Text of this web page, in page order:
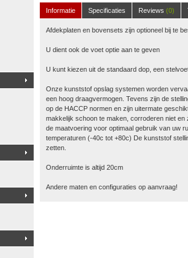
Informatie
Specificaties Reviews (0)
Afdekplaten en bovensets zijn optioneel bij te
U dient ook de voet optie aan te geven
U kunt kiezen uit de standaard dop, een
Onze kunststof opslag systemen worden
een hoog draagvermogen. Tevens zijn de
op de HACCP normen en zijn uitermate
makkelijk schoon te maken, corroderen niet en
de maatvoering voor optimaal gebruik van uw
temperaturen (-40c tot +80c) De kunststof
zetten.
Onderruimte is altijd 20cm
Andere maten en configuraties op aanvraag!